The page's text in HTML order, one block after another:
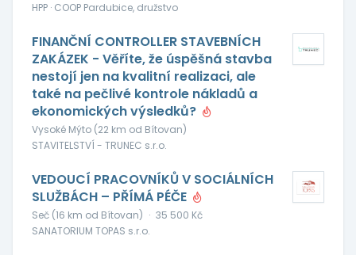
HPP · COOP Pardubice, družstvo
FINANČNÍ CONTROLLER STAVEBNÍCH
ZAKÁZEK - Věříte, že úspěšná stavba
nestojí jen na kvalitní realizaci, ale
také na pečlivé kontrole nákladů a
ekonomických výsledků?
Vysoké Mýto (22 km od Bítovan)
STAVITELSTVÍ - TRUNEC s.r.o.
VEDOUCÍ PRACOVNÍKŮ V SOCIÁLNÍCH
SLUŽBÁCH – PŘÍMÁ PÉČE
Seč (16 km od Bítovan) · 35 500 Kč
SANATORIUM TOPAS s.r.o.